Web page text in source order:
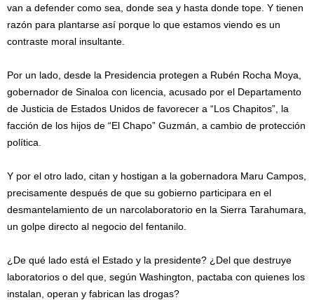
van a defender como sea, donde sea y hasta donde tope. Y tienen
razón para plantarse así porque lo que estamos viendo es un
contraste moral insultante.
Por un lado, desde la Presidencia protegen a Rubén Rocha Moya,
gobernador de Sinaloa con licencia, acusado por el Departamento
de Justicia de Estados Unidos de favorecer a “Los Chapitos”, la
facción de los hijos de “El Chapo” Guzmán, a cambio de protección
política.
Y por el otro lado, citan y hostigan a la gobernadora Maru Campos,
precisamente después de que su gobierno participara en el
desmantelamiento de un narcolaboratorio en la Sierra Tarahumara,
un golpe directo al negocio del fentanilo.
¿De qué lado está el Estado y la presidente? ¿Del que destruye
laboratorios o del que, según Washington, pactaba con quienes los
instalan, operan y fabrican las drogas?